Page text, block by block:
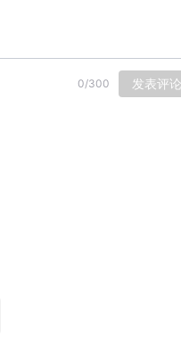
0/300 发表评论